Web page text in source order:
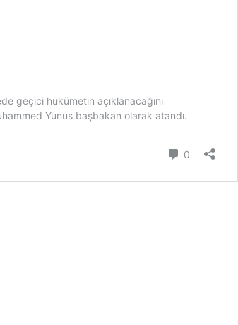
geçici hükümetin açıklanacağını
Yunus başbakan olarak atandı.
0 Yorum